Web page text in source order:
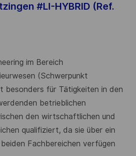
#LI-HYBRID (Ref.
im Bereich
(Schwerpunkt
besonders für Tätigkeiten in den
betrieblichen
den wirtschaftlichen und
qualifiziert, da sie über ein
Fachbereichen verfügen